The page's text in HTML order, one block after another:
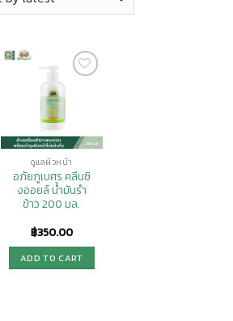
Add to
Wishlist
ดูแลผิวหน้า
อภัยภูเบศร คลีนซิ
งออยล์ น้ำมันรำ
ข้าว 200 มล.
฿350.00
ADD TO CART